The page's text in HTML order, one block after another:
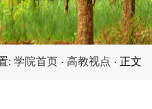
:学院首页 · 高教视点 · 正文